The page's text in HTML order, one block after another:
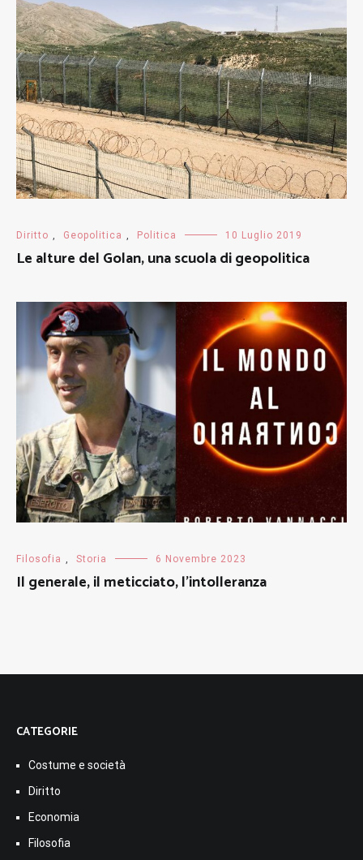
Diritto Geopolitica Politica 10 Luglio 2019
Le alture del Golan, una scuola di geopolitica
Filosofia Storia 6 Novembre 2023
Il generale, il meticciato, l’intolleranza
CATEGORIE
Costume e società
Diritto
Economia
Filosofia